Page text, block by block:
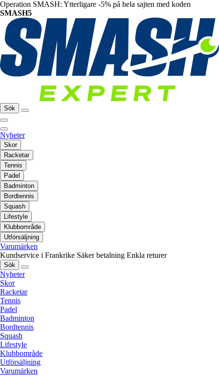
Operation SMASH: Ytterligare -5% på hela sajten med koden
SMASH5
Sök
Nyheter
Skor
Racketar
Tennis
Padel
Badminton
Bordtennis
Squash
Lifestyle
Klubbområde
Utförsäljning
Varumärken
Kundservice i Frankrike Säker betalning Enkla returer
Sök
Nyheter
Skor
Racketar
Tennis
Padel
Badminton
Bordtennis
Squash
Lifestyle
Klubbområde
Utförsäljning
Varumärken